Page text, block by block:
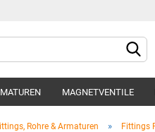
MAGNETVENTILE
Rohre & Armaturen » Fittings